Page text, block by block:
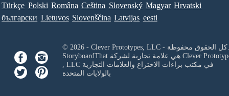
Türkçe Polski Româna Ceština Slovenský Magyar Hrvatski
български Lietuvos Slovenščina Latvijas eesti
© 2026 - Clever Prototypes, LLC - كل الحقوق محفوظة.
StoryboardThat هي علامة تجارية لشركة Clever
, LLCفي مكتب براءات الاختراع والعلامات التجارية
بالولايات المتحدة